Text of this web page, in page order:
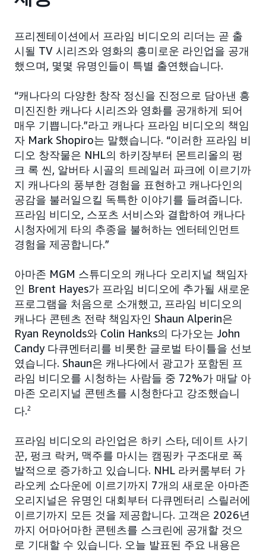
프리젠테이션에서 프라임 비디오의 리더는 곧 출
시될 TV 시리즈와 영화의 흥미로운 라인업을 공개
했으며, 몇몇 유명인들이 특별 출연했습니다.
“캐나다의 다양한 창작 정신을 진정으로 담아낸 흥
미진진한 캐나다 시리즈와 영화를 공개하게 되어
매우 기쁩니다.”라고 캐나다 프라임 비디오의 책임
자 Mark Shopiro는 말했습니다. “이러한 프라임 비
디오 창작물은 NHL의 하키장부터 몬트리올의 펑
크 록 씬, 알버타 시골의 트레일러 파크에 이르기까
지 캐나다의 풍부한 경험을 표현하고 캐나다인의
공감을 불러일으킬 독특한 이야기를 들려줍니다.
프라임 비디오, 스포츠 서비스와 결합하여 캐나다
시청자에게 타의 추종을 불허하는 엔터테인먼트
경험을 제공합니다.”
아마존 MGM 스튜디오의 캐나다 오리지널 책임자
인 Brent Hayes가 프라임 비디오에 추가될 새로운
프로그램을 처음으로 소개했고, 프라임 비디오의
캐나다 콘텐츠 전략 책임자인 Shaun Alperin은
Ryan Reynolds와 Colin Hanks의 다가오는 John
Candy 다큐멘터리를 비롯한 글로벌 타이틀을 선보
였습니다. Shaun은 캐나다에서 광고가 포함된 프
라임 비디오를 시청하는 사람들 중 72%가 매달 아
마존 오리지널 콘텐츠를 시청한다고 강조했습니
다.2
프라임 비디오의 라인업은 하키 스타, 데이트 사기
꾼, 펑크 락커, 맥주를 마시는 캠핑카 구조대로 폭
발적으로 증가하고 있습니다. NHL 라커룸부터 가
라오케 쇼다운에 이르기까지 7개의 새로운 아마존
오리지널은 유명인 대회부터 다큐멘터리 스릴러에
이르기까지 모든 것을 제공합니다. 고객은 2026년
까지 어마어마한 콘텐츠를 스크린에 공개할 것으
로 기대할 수 있습니다. 오늘 발표된 주요 내용은